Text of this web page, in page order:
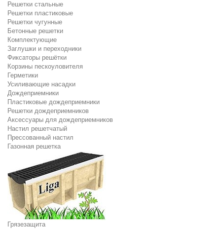
Решетки стальные
Решетки пластиковые
Решетки чугунные
Бетонные решетки
Комплектующие
Заглушки и переходники
Фиксаторы решётки
Корзины пескоуловителя
Герметики
Усиливающие насадки
Дождеприемники
Пластиковые дождеприемники
Решетки дождеприемников
Аксессуары для дождеприемников
Настил решетчатый
Прессованный настил
Газонная решетка
Грязезащита